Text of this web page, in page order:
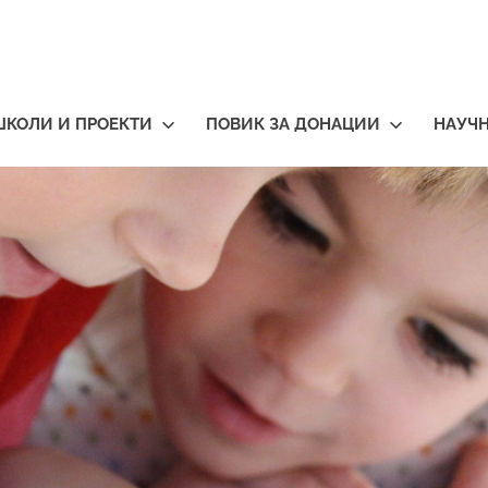
И ПРОЕКТИ ПОВИК ЗА ДОНАЦИИ